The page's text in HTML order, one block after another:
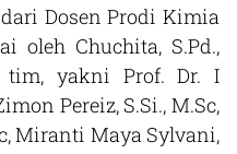
Dosen Prodi Kimia
oleh Chuchita, S.Pd.,
tim, yakni Prof. Dr. I
Pereiz, S.Si., M.Sc,
Miranti Maya Sylvani,